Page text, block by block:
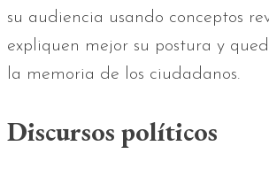
su audiencia usando conceptos
expliquen mejor su postura y
la memoria de los ciudadanos.
Discursos políticos